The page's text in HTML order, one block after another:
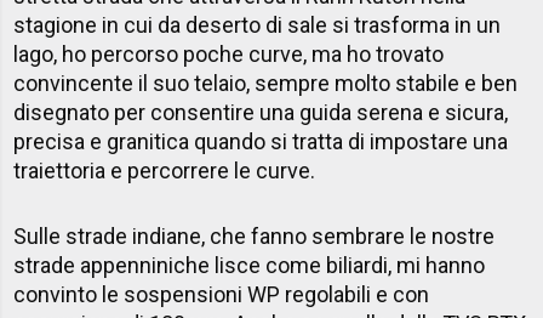
stagione in cui da deserto di sale si trasforma in un
lago, ho percorso poche curve, ma ho trovato
convincente il suo telaio, sempre molto stabile e ben
disegnato per consentire una guida serena e sicura,
precisa e granitica quando si tratta di impostare una
traiettoria e percorrere le curve.
Sulle strade indiane, che fanno sembrare le nostre
strade appenniniche lisce come biliardi, mi hanno
convinto le sospensioni WP regolabili e con